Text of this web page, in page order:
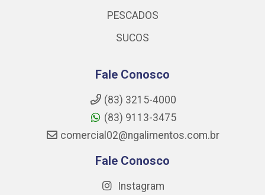
PESCADOS
SUCOS
Fale Conosco
(83) 3215-4000
(83) 9113-3475
comercial02@ngalimentos.com.br
Fale Conosco
Instagram